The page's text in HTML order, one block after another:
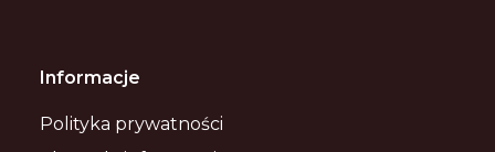
Informacje
Polityka prywatności